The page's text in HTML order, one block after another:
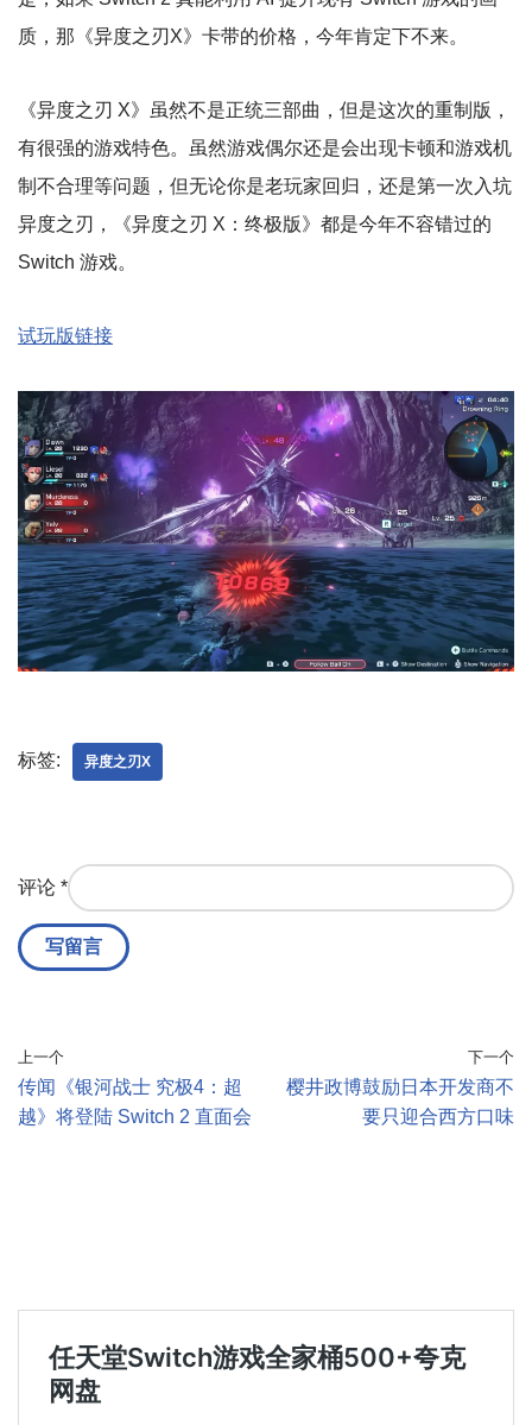
质，那《异度之刃X》卡带的价格，今年肯定下不来。
《异度之刃 X》虽然不是正统三部曲，但是这次的重制版，
有很强的游戏特色。虽然游戏偶尔还是会出现卡顿和游戏机
制不合理等问题，但无论你是老玩家回归，还是第一次入坑
异度之刃，《异度之刃 X：终极版》都是今年不容错过的
Switch 游戏。
试玩版链接
标签: 异度之刃X
评论 *
上一个
传闻《银河战士 究极4：超
越》将登陆 Switch 2 直面会
下一个
樱井政博鼓励日本开发商不
要只迎合西方口味